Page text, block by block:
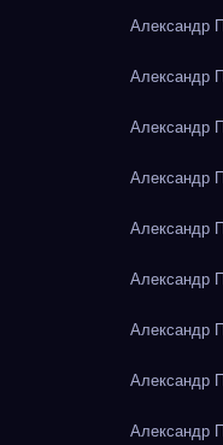
Александр
Александр
Александр
Александр
Александр
Александр
Александр
Александр
Александр